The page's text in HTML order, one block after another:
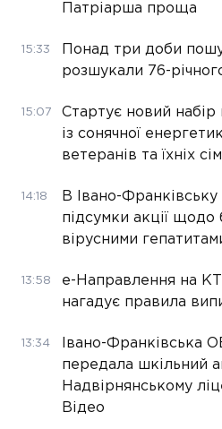
Патріарша проща
15:33
Понад три доби
розшукали 76-
15:07
Стартує новий набір
із сонячної
ветеранів та їхніх
14:18
В Івано-Франківську
підсумки акції щодо
вірусними
13:58
е-Направлення на
нагадує правила
13:34
Івано-Франківська
передала шкільний
Надвірнянському
Відео